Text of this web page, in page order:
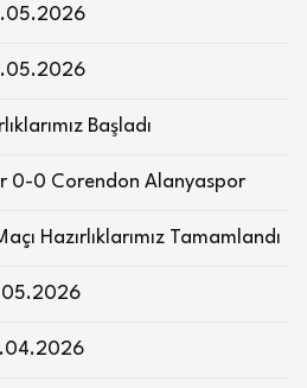
Başladı
0-0 Corendon Alanyaspor
Hazırlıklarımız Tamamlandı